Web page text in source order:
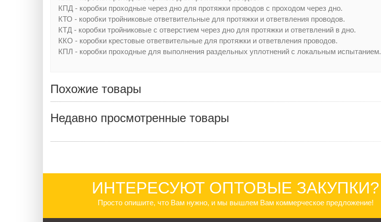
КПД - коробки проходные через дно для протяжки проводов с проходом через дно.
КТО - коробки тройниковые ответвительные для протяжки и ответвления проводов.
КТД - коробки тройниковые с отверстием через дно для протяжки и ответвлений в дно.
ККО - коробки крестовые ответвительные для протяжки и ответвления проводов.
КПЛ - коробки проходные для выполнения раздельных уплотнений с локальным испытанием.
Похожие товары
Недавно просмотренные товары
ИНТЕРЕСУЮТ ОПТОВЫЕ ЗАКУПКИ?
Просто опишите, что Вам нужно, и мы вышлем Вам коммерческое предложение!